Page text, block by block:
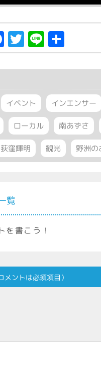
Facebook
Twitter
Line
有
イベント インエンサー
ローカル 南あずさ
荻窪輝明 観光 野洲の
覧
を書こう！
メントは必須項目）